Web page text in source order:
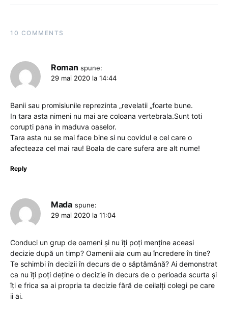
10 COMMENTS
Roman spune:
29 mai 2020 la 14:44
Banii sau promisiunile reprezinta „revelatii „foarte bune.
In tara asta nimeni nu mai are coloana vertebrala.Sunt toti
corupti pana in maduva oaselor.
Tara asta nu se mai face bine si nu covidul e cel care o
afecteaza cel mai rau! Boala de care sufera are alt nume!
Reply
Mada spune:
29 mai 2020 la 11:04
Conduci un grup de oameni și nu îți poți menține aceasi
decizie după un timp? Oamenii aia cum au încredere în tine?
Te schimbi în decizii în decurs de o săptămână? Ai demonstrat
ca nu îți poți deține o decizie în decurs de o perioada scurta și
îți e frica sa ai propria ta decizie fără de ceilalți colegi pe care
ii ai.